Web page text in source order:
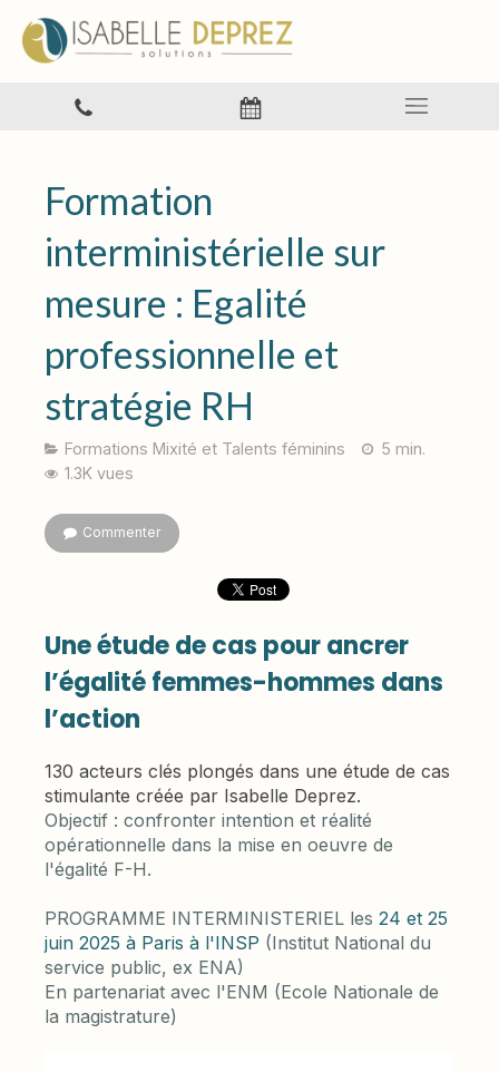
Formation
interministérielle sur
mesure : Egalité
professionnelle et
stratégie RH
Formations Mixité et Talents féminins
5 min.
1.3K vues
Commenter
Une étude de cas pour ancrer
l’égalité femmes-hommes dans
l’action
130 acteurs clés plongés dans une étude de cas
stimulante créée par Isabelle Deprez.
Objectif : confronter intention et réalité
opérationnelle dans la mise en oeuvre de
l'égalité F-H.
PROGRAMME INTERMINISTERIEL les 24 et 25
juin 2025 à Paris à l'INSP (Institut National du
service public, ex ENA)
En partenariat avec l'ENM (Ecole Nationale de
la magistrature)